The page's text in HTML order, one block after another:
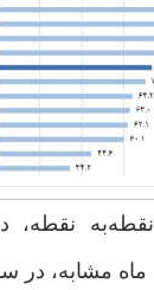
نقطه،
مشابه، در